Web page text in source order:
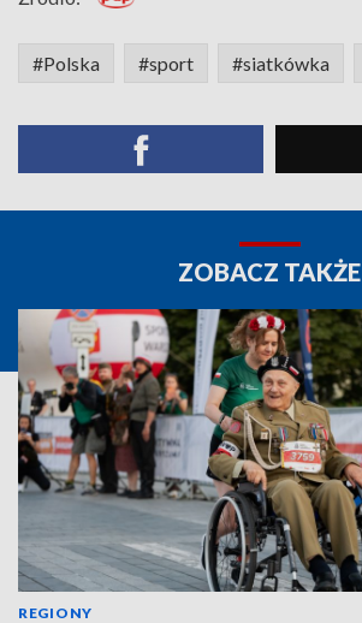
#Polska #sport #siatkówka
ZOBACZ TAKŻE
REGIONY